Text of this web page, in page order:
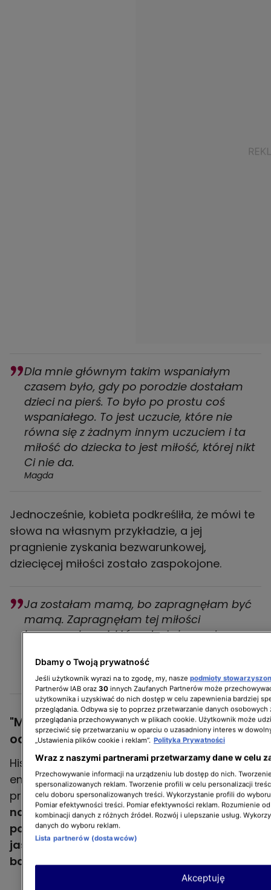
Dla mnie głównym takim wspaniałym
czasem było, gdy po porodzie dostałam
dzieci na pierś. To było po prostu coś
wspaniałego. To jest uczucie, które nie
równa się z żadnym innym uczuciem i ta
miłość do dziecka to jest miłość, której nikt
Ci nie da.
Magda
Jednocześnie, kobieta podkreśliła, że mówi te
słowa na własnym przykładzie, a jej
pragnienie zyskania bezwarunkowej,
dziecięcej miłości zostało zaspokojone.
Ja zostałam mamą, bo zapragnęłam być
mamą. Zapragnęłam tej miłości
bezwarunkowej, którą dostałam od
który przeżyłam i nikt mi tego nie zabierze.
Magda
"Mieć, czy nie mieć dzieci?". Bohaterki
odpowiadają: nic na siłę!
Historia opowiedziana przez Magdę wzbudziła
emocje w kobietach, które siedziały po
przeciwnej stronie stołu.Małgosia przyznała
nawet, że ona także wzruszyła się, widząc
poruszenie szczęśliwej mamy. Jednocześnie
jasno określiła, że macierzyństwo to nie jej
bajka.
Dbamy o Twoją prywatność
Jeśli użytkownik wyrazi na to zgodę, my, nasze podmioty
Partnerów IAB oraz 30 innych Zaufanych Partnerów może
użytkownika i uzyskiwać do nich dostęp w celu zapewnienia bardziej
przeglądania. Odbywa się to poprzez przetwarzanie danych osobowych
przeglądania przechowywanych w plikach cookie. Użytkownik może
sprzeciwić się przetwarzaniu w oparciu o uzasadniony interes w
„Ustawienia plików cookie i reklam”. Polityka Prywatności
Wraz z naszymi partnerami przetwarzamy dane w celu
Przechowywanie informacji na urządzeniu lub dostęp do nich.
spersonalizowanych reklam. Tworzenie profili w celu personalizacji
celu doboru spersonalizowanych treści. Wykorzystanie profili do
Pomiar efektywności treści. Pomiar efektywności reklam. Rozumienie
kombinacji danych z różnych źródeł. Rozwój i ulepszanie usług.
danych do wyboru reklam.
Lista partnerów (dostawców)
Akceptuję